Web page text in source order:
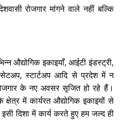
रोजगार मांगने वाले नहीं बल्कि
औद्योगिक इकाइयाँ, आईटी इंडस्ट्री,
सेटअप, स्टार्टअप आदि से प्रदेश में न
के नए अवसर सृजित हो रहे हैं।
में कार्यरत औद्योगिक इकाइयों से
दिशा में कार्य करते हुए हम जल्द ही